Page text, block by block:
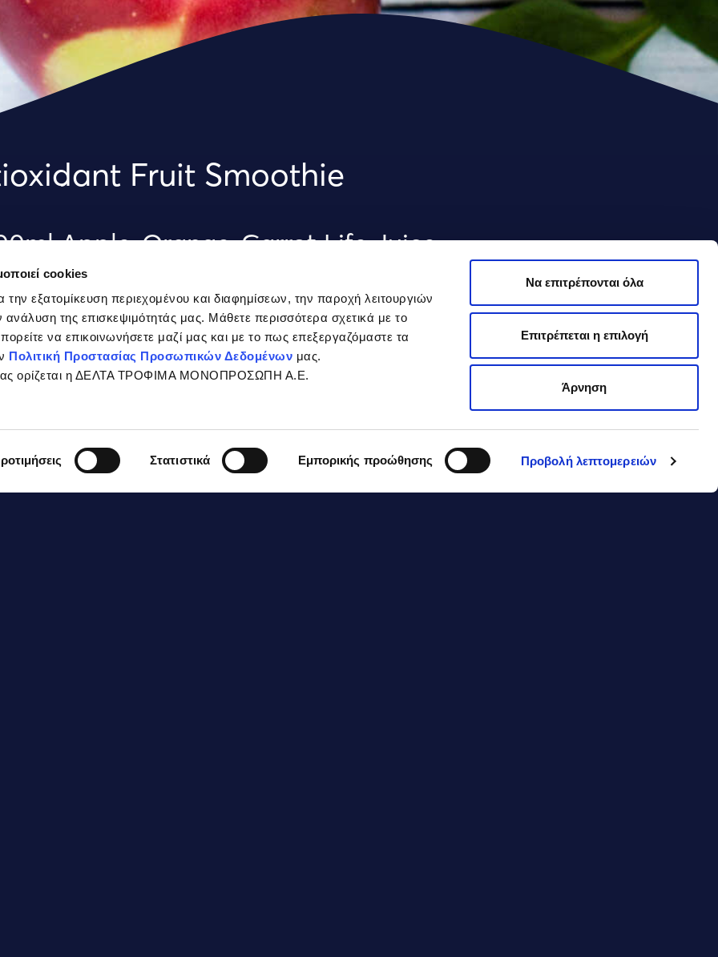
cookies
την εξατομίκευση περιεχομένου και διαφημίσεων, την παροχή λειτουργιών
της επισκεψιμότητάς μας. Μάθετε περισσότερα σχετικά με το
να επικοινωνήσετε μαζί μας και με το πως επεξεργαζόμαστε τα
Πολιτική Προστασίας Προσωπικών Δεδομένων μας.
ορίζεται η ΔΕΛΤΑ ΤΡΟΦΙΜΑ ΜΟΝΟΠΡΟΣΩΠΗ Α.Ε.
Στατιστικά Εμπορικής προώθησης Προβολή λεπτομερειών
Να επιτρέπονται όλα
Επιτρέπεται η επιλογή
Άρνηση
Fruit Smoothie
Apple-Orange-Carrot Life Juice
mango